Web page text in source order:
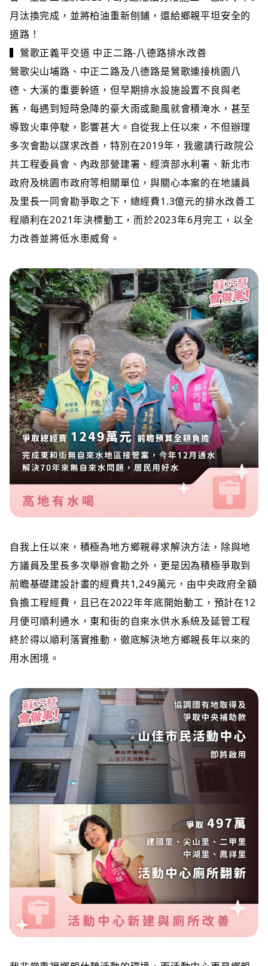
月汰換完成，並將柏油重新刨鋪，還給鄉親平坦安全的
道路！
▍鶯歌正義平交道 中正二路-八德路排水改善
鶯歌尖山埔路、中正二路及八德路是鶯歌連接桃園八
德、大溪的重要幹道，但早期排水設施設置不良與老
舊，每遇到短時急降的豪大雨或颱風就會積淹水，甚至
導致火車停駛，影響甚大。自從我上任以來，不但辦理
多次會勘以謀求改善，特別在2019年，我邀請行政院公
共工程委員會、內政部營建署、經濟部水利署、新北市
政府及桃園市政府等相關單位，與關心本案的在地議員
及里長一同會勘爭取之下，總經費1.3億元的排水改善工
程順利在2021年決標動工，而於2023年6月完工，以全
力改善並將低水患威脅。
自我上任以來，積極為地方鄉親尋求解決方法，除與地
方議員及里長多次舉辦會勘之外，更是因為積極爭取到
前瞻基礎建設計畫的經費共1,249萬元，由中央政府全額
負擔工程經費，且已在2022年年底開始動工，預計在12
月便可順利通水，東和街的自來水供水系統及延管工程
終於得以順利落實推動，徹底解決地方鄉親長年以來的
用水困境。